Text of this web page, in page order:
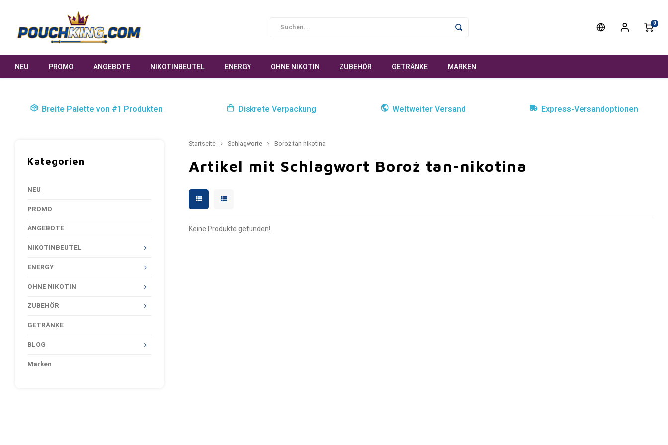
0
NEU PROMO ANGEBOTE NIKOTINBEUTEL ENERGY OHNE NIKOTIN ZUBEHÖR GETRÄNKE MARKEN
Breite Palette von #1 Produkten Diskrete Verpackung Weltweiter Versand Express-Versandoptionen
Kategorien
NEU
PROMO
ANGEBOTE
NIKOTINBEUTEL
ENERGY
OHNE NIKOTIN
ZUBEHÖR
GETRÄNKE
BLOG
Marken
Startseite Schlagworte Boroż tan-nikotina
Artikel mit Schlagwort Boroż tan-nikotina
Keine Produkte gefunden!...